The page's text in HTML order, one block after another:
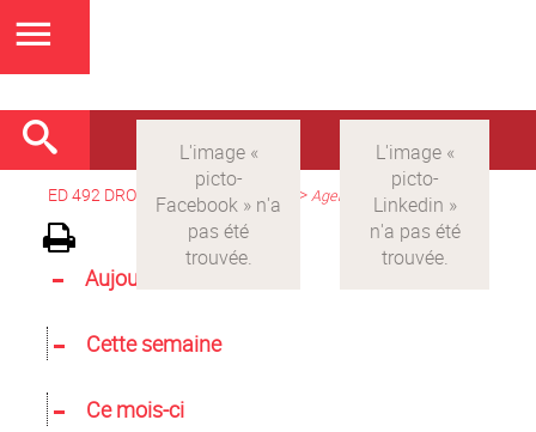
ED 492 DROIT > Version française >Agenda
Aujourd'hui
Cette semaine
Ce mois-ci